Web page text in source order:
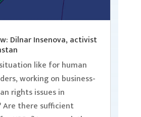
Dilnar Insenova, activist
like for human
working on business-
rights issues in
Are there sufficient